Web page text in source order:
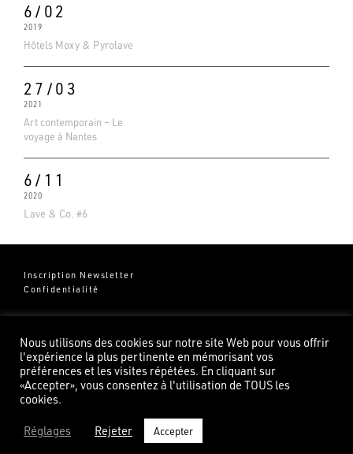
6/02
2019
Hôtels Moxy & Pyrolave
27/03
2021
Art contemporain – Le
voyage à Nantes
6/11
2020
Lave & Co. #6
Inscription Newsletter
Confidentialité
Groupe Pierredeplan
82100 Castelsarrasin
©2026 Pierredeplan
Basé sur 138 avis
Nous utilisons des cookies sur notre site Web pour vous offrir
l'expérience la plus pertinente en mémorisant vos
préférences et les visites répétées. En cliquant sur
«Accepter», vous consentez à l'utilisation de TOUS les
cookies.
Réglages Rejeter Accepter